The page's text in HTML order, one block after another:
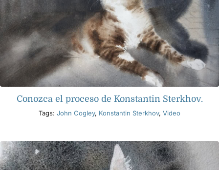
Conozca el proceso de Konstantin Sterkhov.
Tags: John Cogley, Konstantin Sterkhov, Video